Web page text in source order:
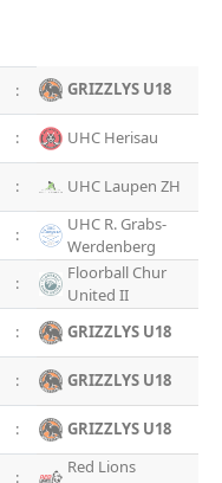
:
GRIZZLYS U18
:
UHC Herisau
:
UHC Laupen ZH
:
UHC R. Grabs-
Werdenberg
:
Floorball Chur
United II
:
GRIZZLYS U18
:
GRIZZLYS U18
:
GRIZZLYS U18
:
Red Lions